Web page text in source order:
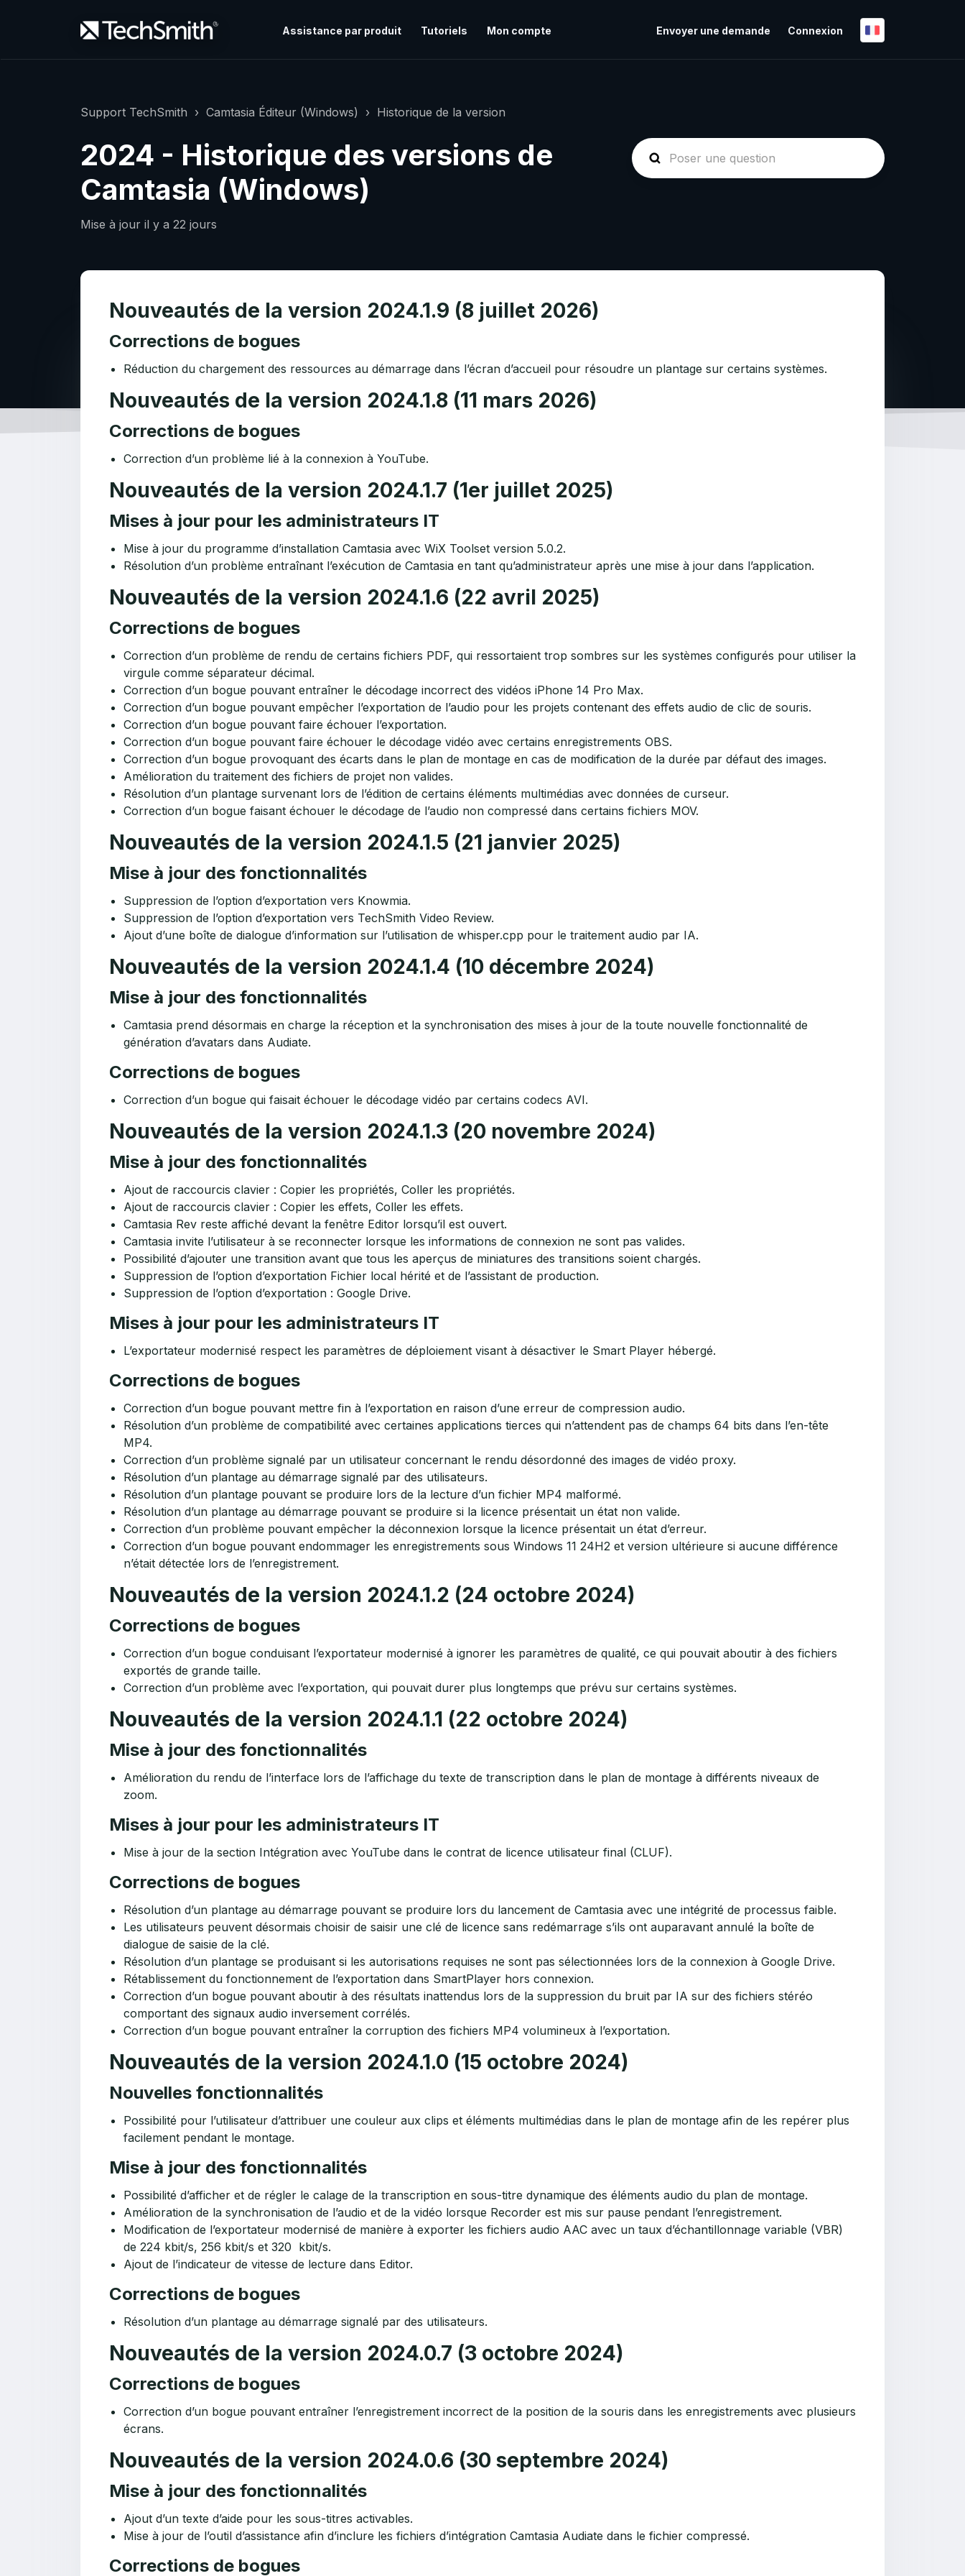
Assistance par produit Tutoriels Mon compte Envoyer une demande Connexion
Support TechSmith Camtasia Éditeur (Windows) Historique de la version
2024 - Historique des versions de
Camtasia (Windows)
Mise à jour il y a 22 jours
Nouveautés de la version 2024.1.9 (8 juillet 2026)
Corrections de bogues
Réduction du chargement des ressources au démarrage dans l’écran d’accueil pour résoudre un plantage sur certains systèmes.
Nouveautés de la version 2024.1.8 (11 mars 2026)
Corrections de bogues
Correction d’un problème lié à la connexion à YouTube.
Nouveautés de la version 2024.1.7 (1er juillet 2025)
Mises à jour pour les administrateurs IT
Mise à jour du programme d’installation Camtasia avec WiX Toolset version 5.0.2.
Résolution d’un problème entraînant l’exécution de Camtasia en tant qu’administrateur après une mise à jour dans l’application.
Nouveautés de la version 2024.1.6 (22 avril 2025)
Corrections de bogues
Correction d’un problème de rendu de certains fichiers PDF, qui ressortaient trop sombres sur les systèmes configurés pour utiliser la
virgule comme séparateur décimal.
Correction d’un bogue pouvant entraîner le décodage incorrect des vidéos iPhone 14 Pro Max.
Correction d’un bogue pouvant empêcher l’exportation de l’audio pour les projets contenant des effets audio de clic de souris.
Correction d’un bogue pouvant faire échouer l’exportation.
Correction d’un bogue pouvant faire échouer le décodage vidéo avec certains enregistrements OBS.
Correction d’un bogue provoquant des écarts dans le plan de montage en cas de modification de la durée par défaut des images.
Amélioration du traitement des fichiers de projet non valides.
Résolution d’un plantage survenant lors de l’édition de certains éléments multimédias avec données de curseur.
Correction d’un bogue faisant échouer le décodage de l’audio non compressé dans certains fichiers MOV.
Nouveautés de la version 2024.1.5 (21 janvier 2025)
Mise à jour des fonctionnalités
Suppression de l’option d’exportation vers Knowmia.
Suppression de l’option d’exportation vers TechSmith Video Review.
Ajout d’une boîte de dialogue d’information sur l’utilisation de whisper.cpp pour le traitement audio par IA.
Nouveautés de la version 2024.1.4 (10 décembre 2024)
Mise à jour des fonctionnalités
Camtasia prend désormais en charge la réception et la synchronisation des mises à jour de la toute nouvelle fonctionnalité de
génération d’avatars dans Audiate.
Corrections de bogues
Correction d’un bogue qui faisait échouer le décodage vidéo par certains codecs AVI.
Nouveautés de la version 2024.1.3 (20 novembre 2024)
Mise à jour des fonctionnalités
Ajout de raccourcis clavier : Copier les propriétés, Coller les propriétés.
Ajout de raccourcis clavier : Copier les effets, Coller les effets.
Camtasia Rev reste affiché devant la fenêtre Editor lorsqu’il est ouvert.
Camtasia invite l’utilisateur à se reconnecter lorsque les informations de connexion ne sont pas valides.
Possibilité d’ajouter une transition avant que tous les aperçus de miniatures des transitions soient chargés.
Suppression de l’option d’exportation Fichier local hérité et de l’assistant de production.
Suppression de l’option d’exportation : Google Drive.
Mises à jour pour les administrateurs IT
L’exportateur modernisé respect les paramètres de déploiement visant à désactiver le Smart Player hébergé.
Corrections de bogues
Correction d’un bogue pouvant mettre fin à l’exportation en raison d’une erreur de compression audio.
Résolution d’un problème de compatibilité avec certaines applications tierces qui n’attendent pas de champs 64 bits dans l’en-tête
MP4.
Correction d’un problème signalé par un utilisateur concernant le rendu désordonné des images de vidéo proxy.
Résolution d’un plantage au démarrage signalé par des utilisateurs.
Résolution d’un plantage pouvant se produire lors de la lecture d’un fichier MP4 malformé.
Résolution d’un plantage au démarrage pouvant se produire si la licence présentait un état non valide.
Correction d’un problème pouvant empêcher la déconnexion lorsque la licence présentait un état d’erreur.
Correction d’un bogue pouvant endommager les enregistrements sous Windows 11 24H2 et version ultérieure si aucune différence
n’était détectée lors de l’enregistrement.
Nouveautés de la version 2024.1.2 (24 octobre 2024)
Corrections de bogues
Correction d’un bogue conduisant l’exportateur modernisé à ignorer les paramètres de qualité, ce qui pouvait aboutir à des fichiers
exportés de grande taille.
Correction d’un problème avec l’exportation, qui pouvait durer plus longtemps que prévu sur certains systèmes.
Nouveautés de la version 2024.1.1 (22 octobre 2024)
Mise à jour des fonctionnalités
Amélioration du rendu de l’interface lors de l’affichage du texte de transcription dans le plan de montage à différents niveaux de
zoom.
Mises à jour pour les administrateurs IT
Mise à jour de la section Intégration avec YouTube dans le contrat de licence utilisateur final (CLUF).
Corrections de bogues
Résolution d’un plantage au démarrage pouvant se produire lors du lancement de Camtasia avec une intégrité de processus faible.
Les utilisateurs peuvent désormais choisir de saisir une clé de licence sans redémarrage s’ils ont auparavant annulé la boîte de
dialogue de saisie de la clé.
Résolution d’un plantage se produisant si les autorisations requises ne sont pas sélectionnées lors de la connexion à Google Drive.
Rétablissement du fonctionnement de l’exportation dans SmartPlayer hors connexion.
Correction d’un bogue pouvant aboutir à des résultats inattendus lors de la suppression du bruit par IA sur des fichiers stéréo
comportant des signaux audio inversement corrélés.
Correction d’un bogue pouvant entraîner la corruption des fichiers MP4 volumineux à l’exportation.
Nouveautés de la version 2024.1.0 (15 octobre 2024)
Nouvelles fonctionnalités
Possibilité pour l’utilisateur d’attribuer une couleur aux clips et éléments multimédias dans le plan de montage afin de les repérer plus
facilement pendant le montage.
Mise à jour des fonctionnalités
Possibilité d’afficher et de régler le calage de la transcription en sous-titre dynamique des éléments audio du plan de montage.
Amélioration de la synchronisation de l’audio et de la vidéo lorsque Recorder est mis sur pause pendant l’enregistrement.
Modification de l’exportateur modernisé de manière à exporter les fichiers audio AAC avec un taux d’échantillonnage variable (VBR)
de 224 kbit/s, 256 kbit/s et 320 kbit/s.
Ajout de l’indicateur de vitesse de lecture dans Editor.
Corrections de bogues
Résolution d’un plantage au démarrage signalé par des utilisateurs.
Nouveautés de la version 2024.0.7 (3 octobre 2024)
Corrections de bogues
Correction d’un bogue pouvant entraîner l’enregistrement incorrect de la position de la souris dans les enregistrements avec plusieurs
écrans.
Nouveautés de la version 2024.0.6 (30 septembre 2024)
Mise à jour des fonctionnalités
Ajout d’un texte d’aide pour les sous-titres activables.
Mise à jour de l’outil d’assistance afin d’inclure les fichiers d’intégration Camtasia Audiate dans le fichier compressé.
Corrections de bogues